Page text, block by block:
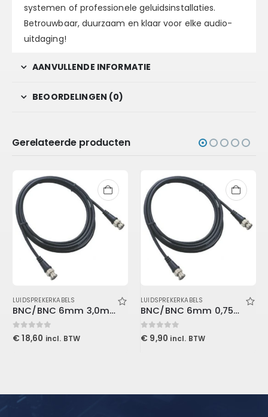
systemen of professionele geluidsinstallaties.
Betrouwbaar, duurzaam en klaar voor elke audio-
uitdaging!
AANVULLENDE INFORMATIE
BEOORDELINGEN (0)
Gerelateerde producten
,GELUID,LUIDSPREKERS
LUIDSPREKERKABELS
BNC/BNC 6mm 3,0mtr 75 ohm
0out of 5
€ 18,60 incl. BTW
LUIDSPREKERKABELS
BNC/BNC 6mm 0,75mtr 75 ohm
0out of 5
€ 9,90 incl. BTW